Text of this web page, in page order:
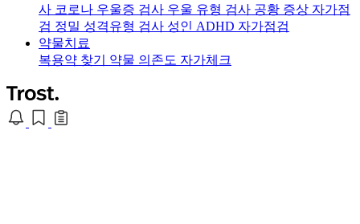
사 코로나 우울증 검사 우울 유형 검사 공황 증상 자가점
검 정밀 성격유형 검사 성인 ADHD 자가점검
약물치료
복용약 찾기 약물 의존도 자가체크